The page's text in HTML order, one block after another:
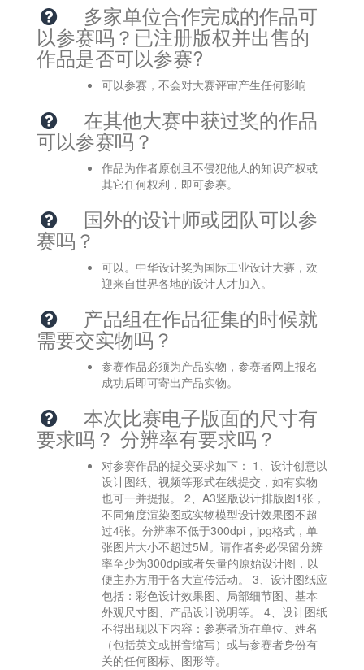
多家单位合作完成的作品可
以参赛吗？已注册版权并出售的
作品是否可以参赛?
可以参赛，不会对大赛评审产生任何影响
在其他大赛中获过奖的作品
可以参赛吗？
作品为作者原创且不侵犯他人的知识产权或
其它任何权利，即可参赛。
国外的设计师或团队可以参
赛吗？
可以。中华设计奖为国际工业设计大赛，欢
迎来自世界各地的设计人才加入。
产品组在作品征集的时候就
需要交实物吗？
参赛作品必须为产品实物，参赛者网上报名
成功后即可寄出产品实物。
本次比赛电子版面的尺寸有
要求吗？ 分辨率有要求吗？
对参赛作品的提交要求如下： 1、设计创意以
设计图纸、视频等形式在线提交，如有实物
也可一并提报。 2、A3竖版设计排版图1张，
不同角度渲染图或实物模型设计效果图不超
过4张。分辨率不低于300dpi，jpg格式，单
张图片大小不超过5M。请作者务必保留分辨
率至少为300dpi或者矢量的原始设计图，以
便主办方用于各大宣传活动。 3、设计图纸应
包括：彩色设计效果图、局部细节图、基本
外观尺寸图、产品设计说明等。 4、设计图纸
不得出现以下内容：参赛者所在单位、姓名
（包括英文或拼音缩写）或与参赛者身份有
关的任何图标、图形等。